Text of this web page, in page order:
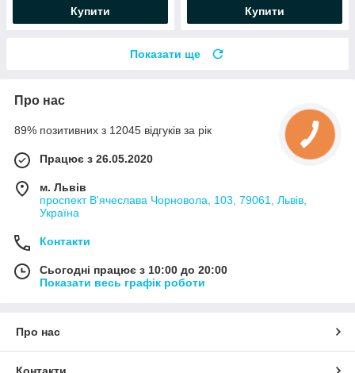
Купити Купити
Показати ще
Про нас
89% позитивних з 12045 відгуків за рік
Працює з 26.05.2020
м. Львів
проспект В'ячеслава Чорновола, 103, 79061, Львів,
Україна
Контакти
Сьогодні працює з 10:00 до 20:00
Показати весь графік роботи
Про нас
Контакти